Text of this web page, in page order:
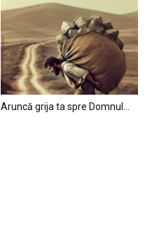
Aruncă grija ta spre Domnul…